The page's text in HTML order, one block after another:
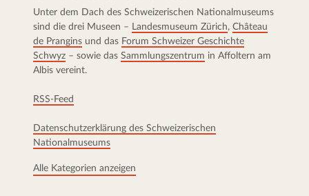
Unter dem Dach des Schweizerischen Nationalmuseums
sind die drei Museen – Landesmuseum Zürich, Château
de Prangins und das Forum Schweizer Geschichte
Schwyz – sowie das Sammlungszentrum in Affoltern am
Albis vereint.
RSS-Feed
Datenschutzerklärung des Schweizerischen
Nationalmuseums
Alle Kategorien anzeigen